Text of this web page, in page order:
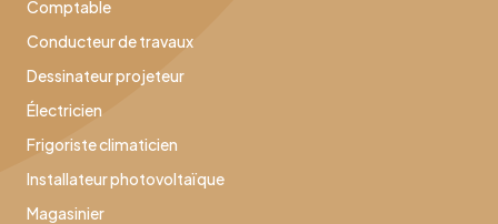
Comptable
Conducteur de travaux
Dessinateur projeteur
Électricien
Frigoriste climaticien
Installateur photovoltaïque
Magasinier